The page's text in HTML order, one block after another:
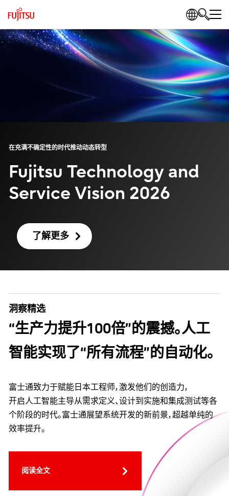
在充满不确定性的时代推动动态转型
Fujitsu Technology and
Service Vision 2026
了解更多
洞察精选
“生产力提升100倍”的震撼。人工
智能实现了“所有流程”的自动化。
富士通致力于赋能日本工程师，激发他们的创造力，
开启人工智能主导从需求定义、设计到实施和集成测试等各
个阶段的时代。富士通展望系统开发的新前景，超越单纯的
效率提升。
阅读全文